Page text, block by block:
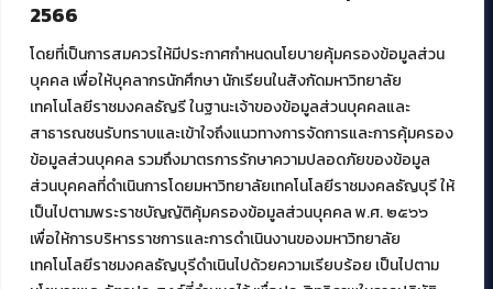
2566
โดยที่เป็นการสมควรให้มีประกาศกำหนดนโยบายคุ้มครองข้อมูลส่วน
บุคคล เพื่อให้บุคลากรนักศึกษา นักเรียนในสังกัดมหาวิทยาลัย
เทคโนโลยีราชมงคลธัญรี ในฐานะเจ้าของข้อมูลส่วนบุคคลและ
สาธารณชนรับทราบและเข้าใจถึงแนวทางการจัดการและการคุ้มครอง
ข้อมูลส่วนบุคคล รวมถึงมาตรการรักษาความปลอดภัยของข้อมูล
ส่วนบุคคลที่ดำเนินการโดยมหาวิทยาลัยเทคโนโลยีราชมงคลธัญบุรี ให้
เป็นไปตามพระราชบัญญัติคุ้มครองข้อมูลส่วนบุคคล พ.ศ. ๒๕๖๖
เพื่อให้การบริหารราชการและการดำเนินงานของมหาวิทยาลัย
เทคโนโลยีราชมงคลธัญบุรีดำเนินไปด้วยความเรียบร้อย เป็นไปตาม
ศูนย์นวัตกรรมและความรู้
สมัยใหม่ (MoSeC)
งานบริการวิชาการให้กับหน่วยงานภายนอก
โครงการส่งเสริมและพัฒนาผู้ประกอบการ SME โดย. มทร.ธัญบุรี
กิจกรรมการเชื่อมโยงเครือข่ายผู้ให้บริการเครื่องจักรกลทางการ
เกษตร ภายใต้โครงการส่งเสริมการรแปรรูปสินค้าเกษตรระดับชุมชน
กรมส่งเสริมอุตสาหกรรม
โครงการยกระดับเศรษฐกิจและสังคมรายตำบลแบบบูรณาการ (1